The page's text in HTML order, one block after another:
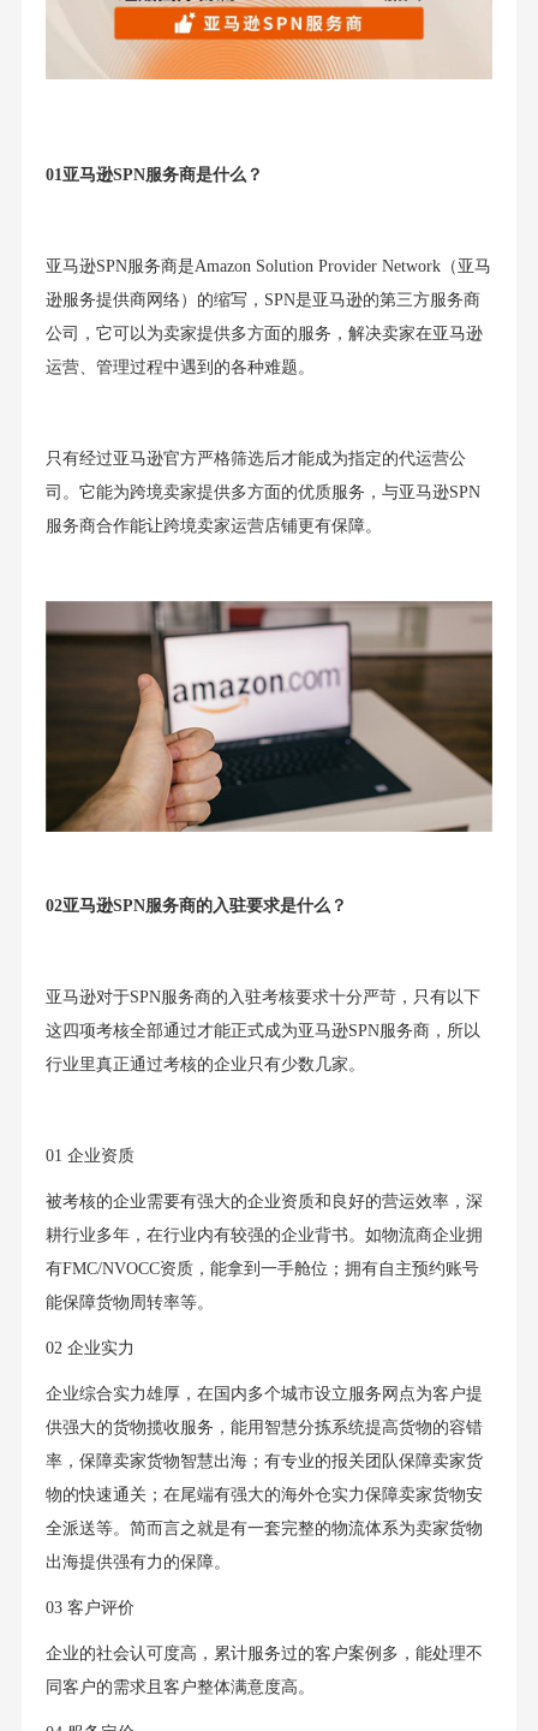
01亚马逊SPN服务商是什么？
亚马逊SPN服务商是Amazon Solution Provider Network（亚马
逊服务提供商网络）的缩写，SPN是亚马逊的第三方服务商
公司，它可以为卖家提供多方面的服务，解决卖家在亚马逊
运营、管理过程中遇到的各种难题。
只有经过亚马逊官方严格筛选后才能成为指定的代运营公
司。它能为跨境卖家提供多方面的优质服务，与亚马逊SPN
服务商合作能让跨境卖家运营店铺更有保障。
02亚马逊SPN服务商的入驻要求是什么？
亚马逊对于SPN服务商的入驻考核要求十分严苛，只有以下
这四项考核全部通过才能正式成为亚马逊SPN服务商，所以
行业里真正通过考核的企业只有少数几家。
01 企业资质
被考核的企业需要有强大的企业资质和良好的营运效率，深
耕行业多年，在行业内有较强的企业背书。如物流商企业拥
有FMC/NVOCC资质，能拿到一手舱位；拥有自主预约账号
能保障货物周转率等。
02 企业实力
企业综合实力雄厚，在国内多个城市设立服务网点为客户提
供强大的货物揽收服务，能用智慧分拣系统提高货物的容错
率，保障卖家货物智慧出海；有专业的报关团队保障卖家货
物的快速通关；在尾端有强大的海外仓实力保障卖家货物安
全派送等。简而言之就是有一套完整的物流体系为卖家货物
出海提供强有力的保障。
03 客户评价
企业的社会认可度高，累计服务过的客户案例多，能处理不
同客户的需求且客户整体满意度高。